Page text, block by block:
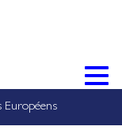
Européens